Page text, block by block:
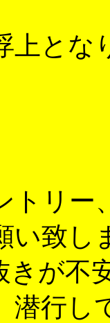
上とな
トリー
い致し
きが不
潜行し